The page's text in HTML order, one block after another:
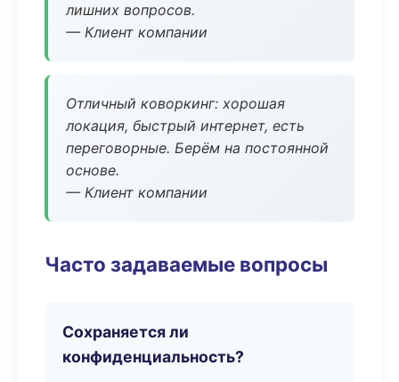
лишних вопросов.
— Клиент компании
Отличный коворкинг: хорошая
локация, быстрый интернет, есть
переговорные. Берём на постоянной
основе.
— Клиент компании
Часто задаваемые вопросы
Сохраняется ли
конфиденциальность?